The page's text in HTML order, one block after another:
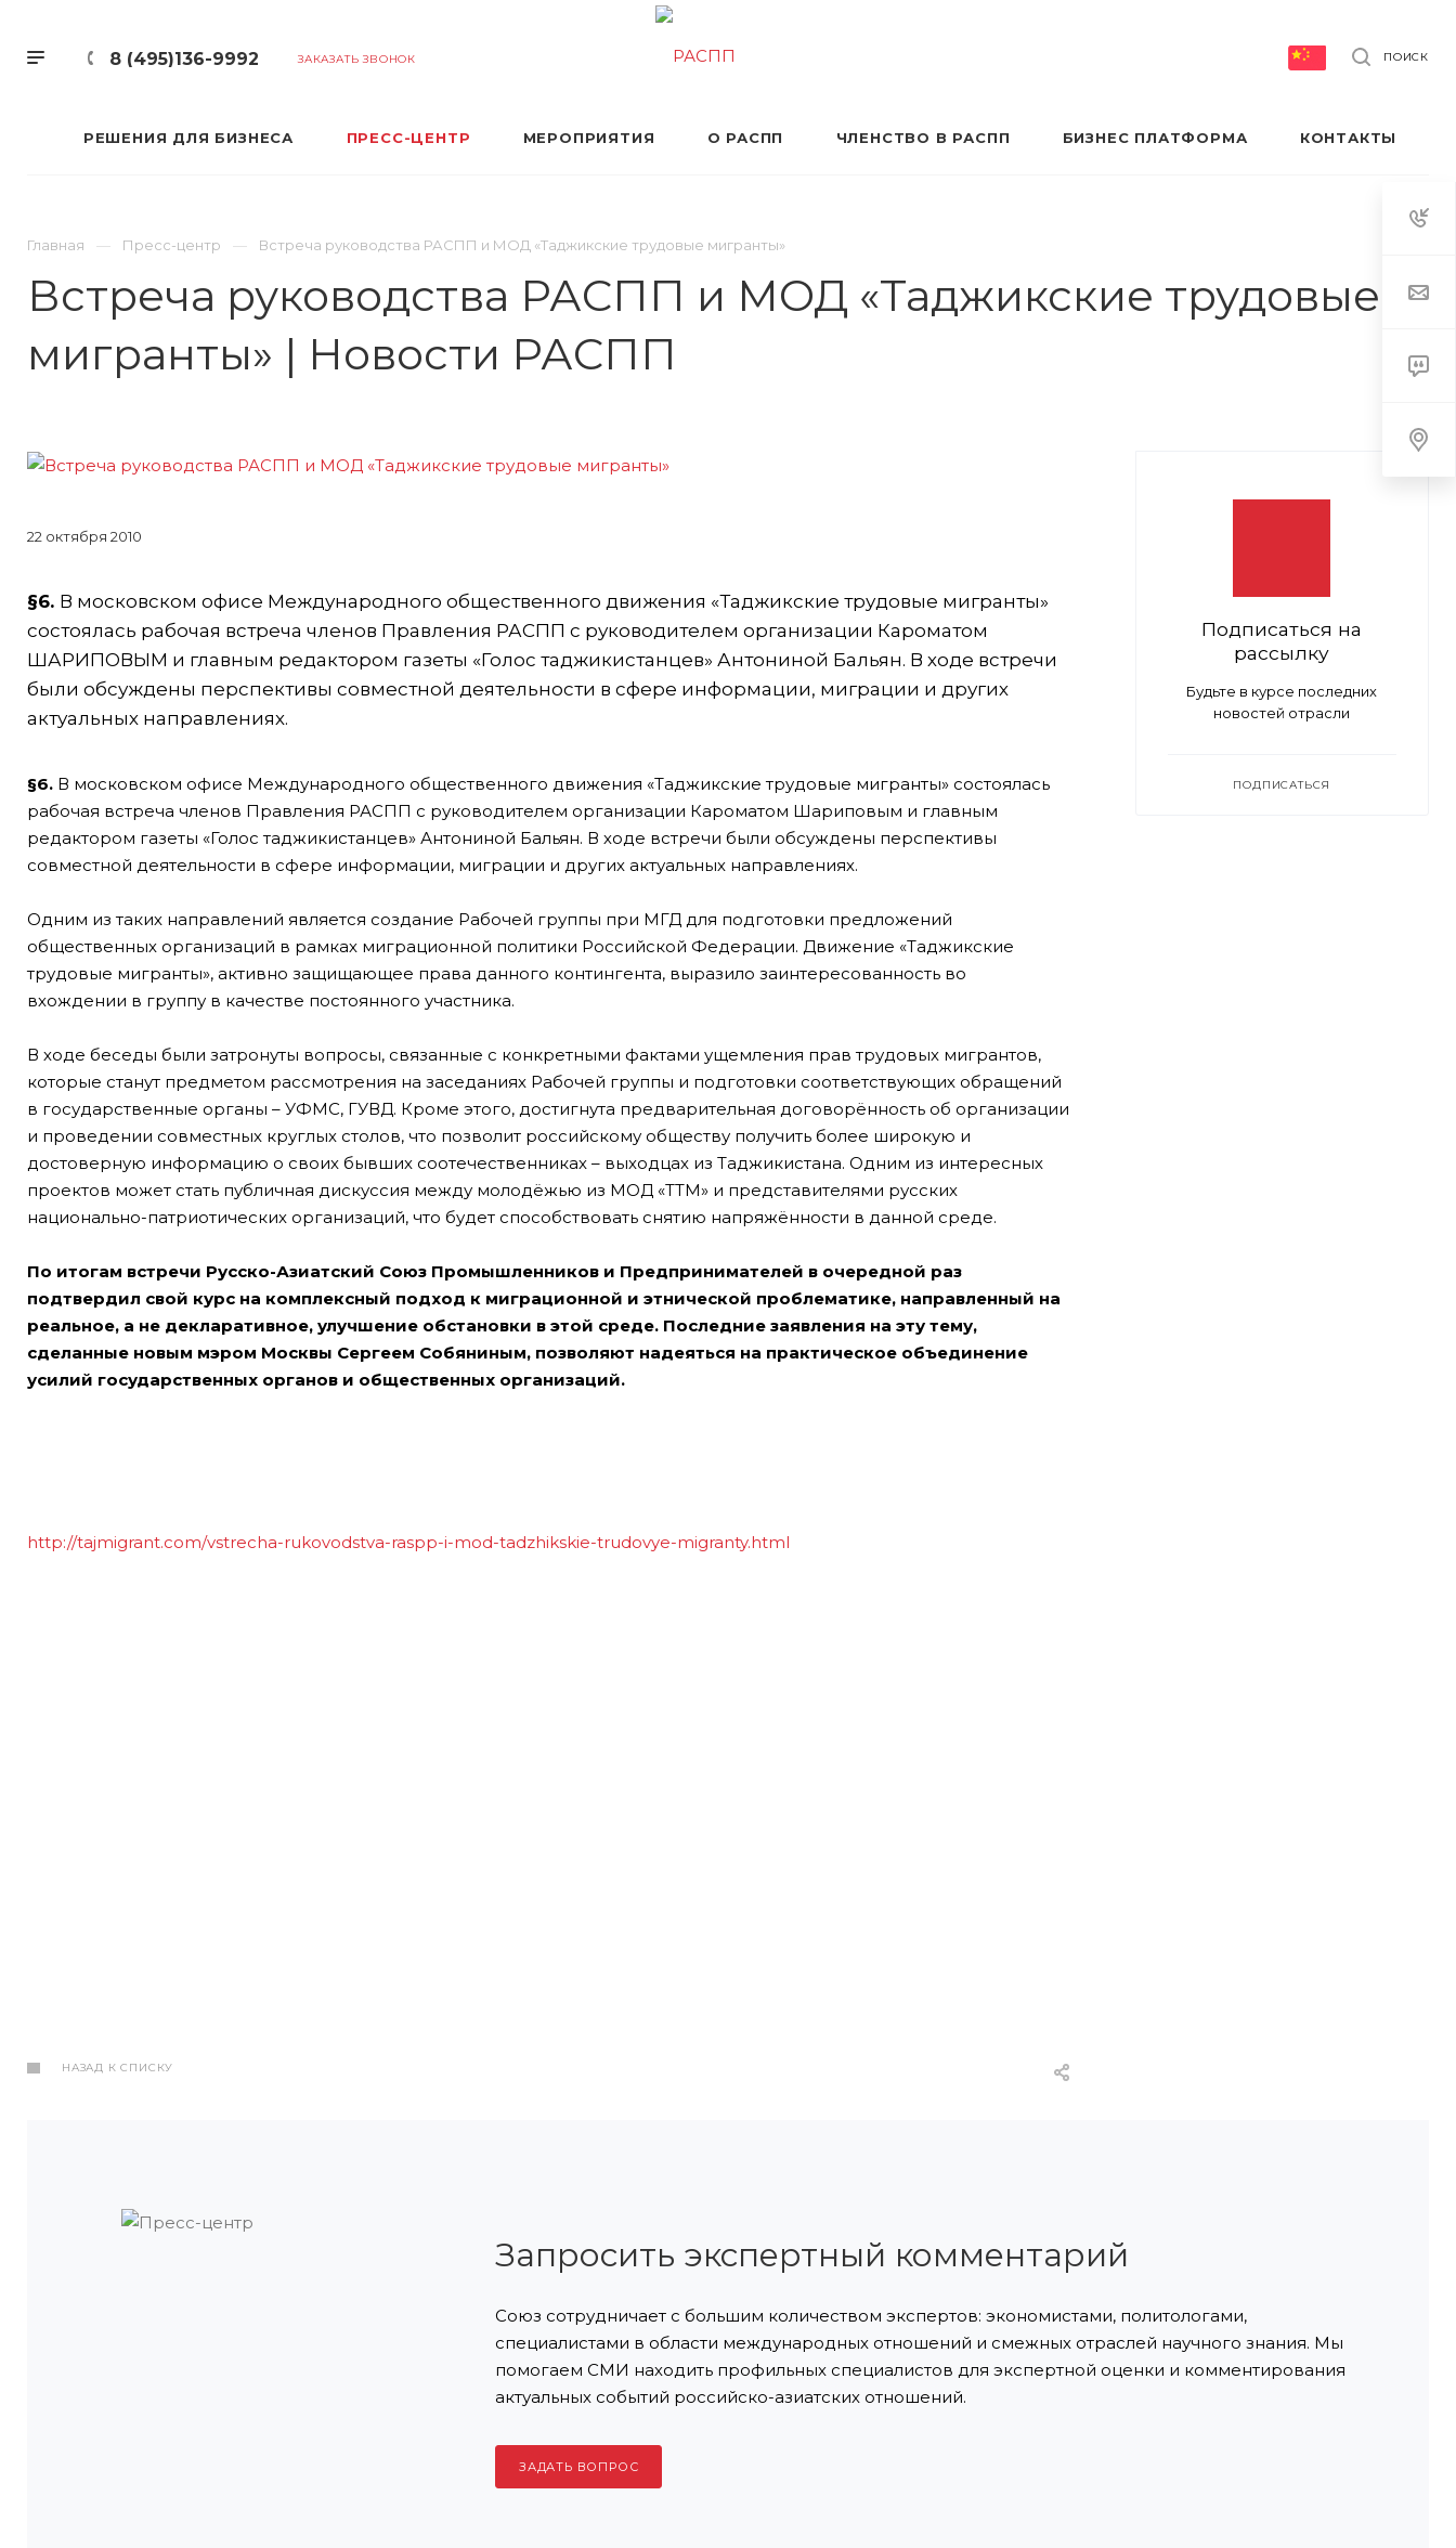
8 (495)136-9992 ЗАКАЗАТЬ ЗВОНОК ПОИСК
РЕШЕНИЯ ДЛЯ БИЗНЕСА ПРЕСС-ЦЕНТР МЕРОПРИЯТИЯ О РАСПП ЧЛЕНСТВО В РАСПП БИЗНЕС ПЛАТФОРМА КОНТАКТЫ
Главная Пресс-центр Встреча руководства РАСПП и МОД «Таджикские трудовые мигранты»
Встреча руководства РАСПП и МОД «Таджикские трудовые
мигранты» | Новости РАСПП
22 октября 2010
§6. В московском офисе Международного общественного движения «Таджикские трудовые мигранты»
состоялась рабочая встреча членов Правления РАСПП с руководителем организации Кароматом
ШАРИПОВЫМ и главным редактором газеты «Голос таджикистанцев» Антониной Бальян. В ходе встречи
были обсуждены перспективы совместной деятельности в сфере информации, миграции и других
актуальных направлениях.
§6. В московском офисе Международного общественного движения «Таджикские трудовые мигранты» состоялась
рабочая встреча членов Правления РАСПП с руководителем организации Кароматом Шариповым и главным
редактором газеты «Голос таджикистанцев» Антониной Бальян. В ходе встречи были обсуждены перспективы
совместной деятельности в сфере информации, миграции и других актуальных направлениях.
Одним из таких направлений является создание Рабочей группы при МГД для подготовки предложений
общественных организаций в рамках миграционной политики Российской Федерации. Движение «Таджикские
трудовые мигранты», активно защищающее права данного контингента, выразило заинтересованность во
вхождении в группу в качестве постоянного участника.
В ходе беседы были затронуты вопросы, связанные с конкретными фактами ущемления прав трудовых мигрантов,
которые станут предметом рассмотрения на заседаниях Рабочей группы и подготовки соответствующих обращений
в государственные органы – УФМС, ГУВД. Кроме этого, достигнута предварительная договорённость об организации
и проведении совместных круглых столов, что позволит российскому обществу получить более широкую и
достоверную информацию о своих бывших соотечественниках – выходцах из Таджикистана. Одним из интересных
проектов может стать публичная дискуссия между молодёжью из МОД «ТТМ» и представителями русских
национально-патриотических организаций, что будет способствовать снятию напряжённости в данной среде.
По итогам встречи Русско-Азиатский Союз Промышленников и Предпринимателей в очередной раз
подтвердил свой курс на комплексный подход к миграционной и этнической проблематике, направленный на
реальное, а не декларативное, улучшение обстановки в этой среде. Последние заявления на эту тему,
сделанные новым мэром Москвы Сергеем Собяниным, позволяют надеяться на практическое объединение
усилий государственных органов и общественных организаций.
http://tajmigrant.com/vstrecha-rukovodstva-raspp-i-mod-tadzhikskie-trudovye-migranty.html
Подписаться на
рассылку
Будьте в курсе последних
новостей отрасли
ПОДПИСАТЬСЯ
НАЗАД К СПИСКУ
Запросить экспертный комментарий
Союз сотрудничает с большим количеством экспертов: экономистами, политологами,
специалистами в области международных отношений и смежных отраслей научного знания. Мы
помогаем СМИ находить профильных специалистов для экспертной оценки и комментирования
актуальных событий российско-азиатских отношений.
ЗАДАТЬ ВОПРОС